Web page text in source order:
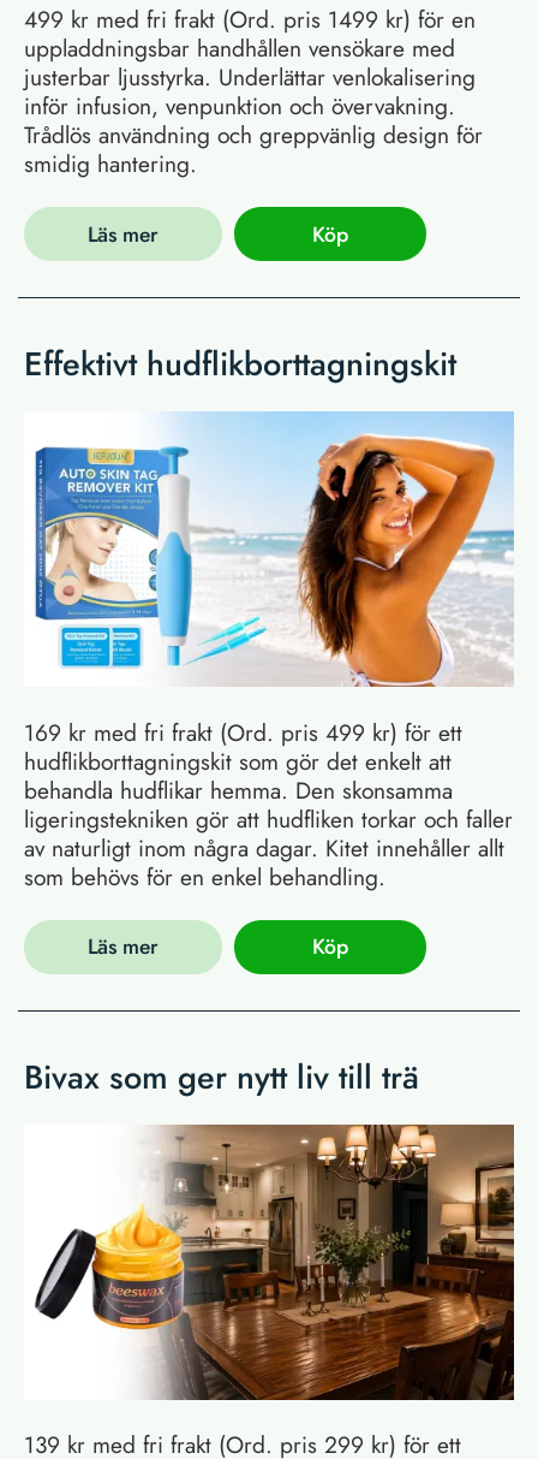
499 kr med fri frakt (Ord. pris 1499 kr) för en
uppladdningsbar handhållen vensökare med
justerbar ljusstyrka. Underlättar venlokalisering
inför infusion, venpunktion och övervakning.
Trådlös användning och greppvänlig design för
smidig hantering.
Läs mer Köp
Effektivt hudflikborttagningskit
169 kr med fri frakt (Ord. pris 499 kr) för ett
hudflikborttagningskit som gör det enkelt att
behandla hudflikar hemma. Den skonsamma
ligeringstekniken gör att hudfliken torkar och faller
av naturligt inom några dagar. Kitet innehåller allt
som behövs för en enkel behandling.
Läs mer Köp
Bivax som ger nytt liv till trä
139 kr med fri frakt (Ord. pris 299 kr) för ett